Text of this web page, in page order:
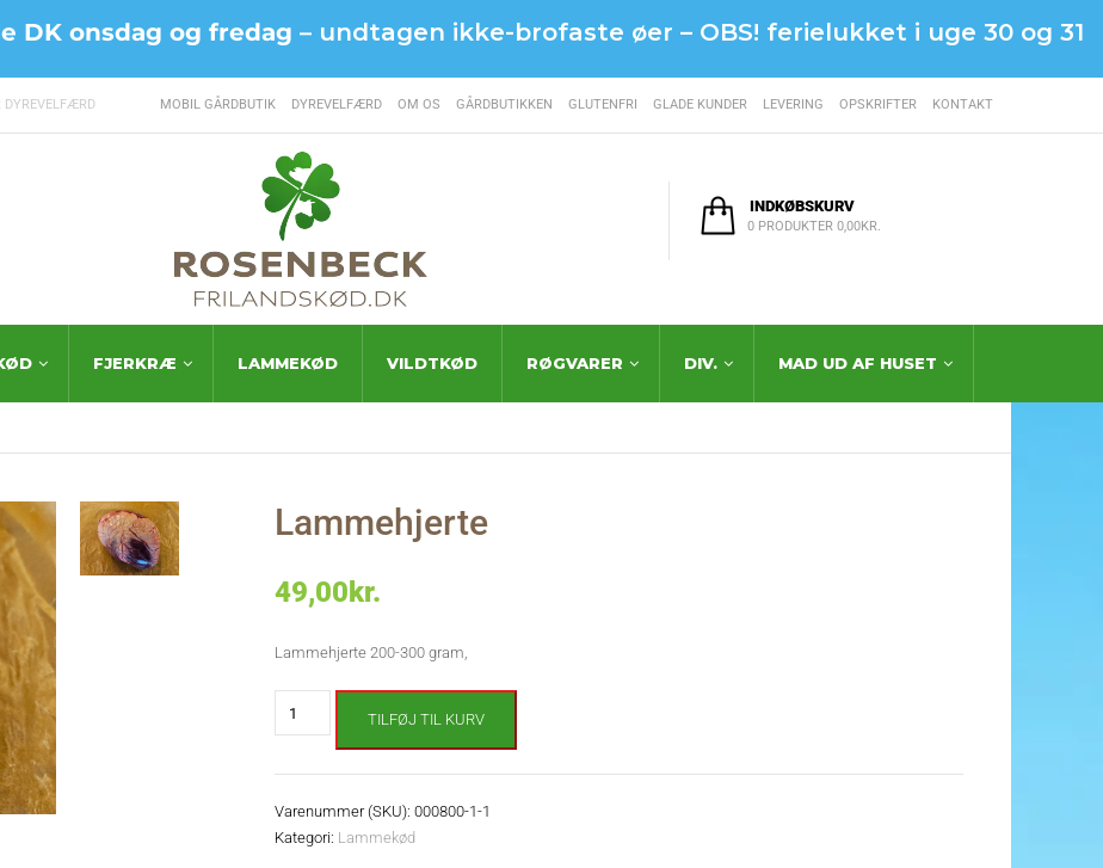
DK onsdag og fredag – undtagen ikke-brofaste øer – OBS! ferielukket i uge 30 og 31
DYREVELFÆRD MOBIL GÅRDBUTIK DYREVELFÆRD OM OS GÅRDBUTIKKEN GLUTENFRI GLADE KUNDER LEVERING OPSKRIFTER KONTAKT
INDKØBSKURV
0 PRODUKTER 0,00KR.
FJERKRÆ LAMMEKØD VILDTKØD RØGVARER DIV. MAD UD AF HUSET
Lammehjerte
49,00 kr.
Lammehjerte 200-300 gram,
TILFØJ TIL KURV
Varenummer (SKU): 000800-1-1
Kategori: Lammekød